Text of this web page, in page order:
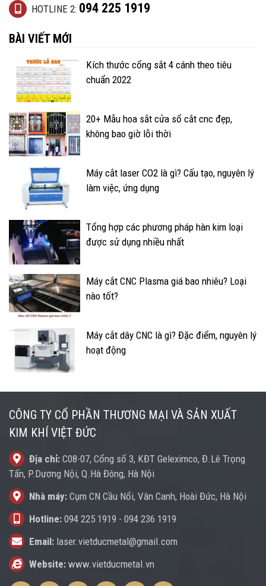
HOTLINE 2: 094 225 1919
BÀI VIẾT MỚI
Kích thước cổng sắt 4 cánh theo tiêu
chuẩn 2022
20+ Mẫu hoa sắt cửa sổ cắt cnc đẹp,
không bao giờ lỗi thời
Máy cắt laser CO2 là gì? Cấu tạo, nguyên lý
làm việc, ứng dụng
Tổng hợp các phương pháp hàn kim loại
được sử dụng nhiều nhất
Máy cắt CNC Plasma giá bao nhiêu? Loại
nào tốt?
Máy cắt dây CNC là gì? Đặc điểm, nguyên lý
hoạt động
CÔNG TY CỔ PHẦN THƯƠNG MẠI VÀ SẢN XUẤT
KIM KHÍ VIỆT ĐỨC
Địa chỉ: C08-07, Cổng số 3, KĐT Geleximco, Đ.Lê Trọng
Tấn, P.Dương Nội, Q.Hà Đông, Hà Nội
Nhà máy: Cụm CN Cầu Nổi, Vân Canh, Hoài Đức, Hà Nội
Hotline: 094 225 1919 - 094 236 1919
Email: laser.vietducmetal@gmail.com
Website: www.vietducmetal.vn